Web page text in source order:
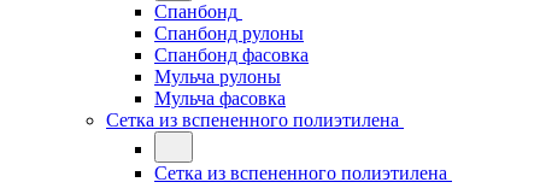
Спанбонд
Спанбонд рулоны
Спанбонд фасовка
Мульча рулоны
Мульча фасовка
Сетка из вспененного полиэтилена
Сетка из вспененного полиэтилена